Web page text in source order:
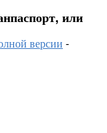
или
версии -